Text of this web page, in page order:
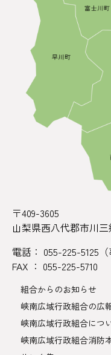
〒409-3605
山梨県西八代郡市川
電話： 055-225-5125（
FAX ： 055-225-5710
組合からのお知らせ
峡南広域行政組合の広
峡南広域行政組合につ
峡南広域行政組合消防